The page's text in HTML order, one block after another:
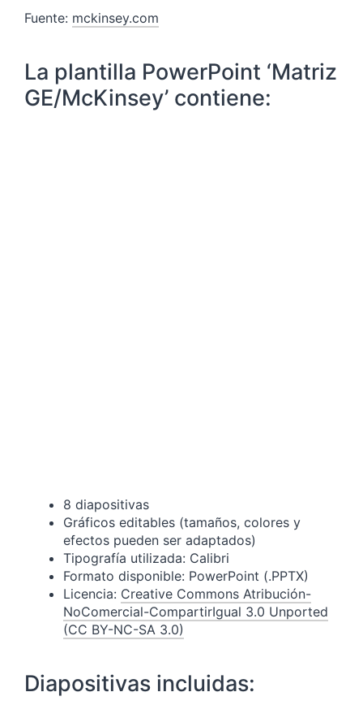
Fuente: mckinsey.com
La plantilla PowerPoint ‘Matriz
GE/McKinsey’ contiene:
8 diapositivas
Gráficos editables (tamaños, colores y
efectos pueden ser adaptados)
Tipografía utilizada: Calibri
Formato disponible: PowerPoint (.PPTX)
Licencia: Creative Commons Atribución-
NoComercial-CompartirIgual 3.0 Unported
(CC BY-NC-SA 3.0)
Diapositivas incluidas: